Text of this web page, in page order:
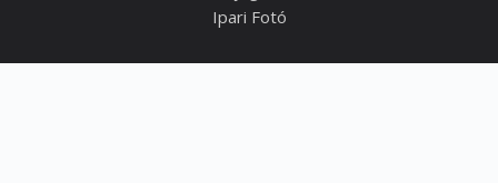
Ipari Fotó